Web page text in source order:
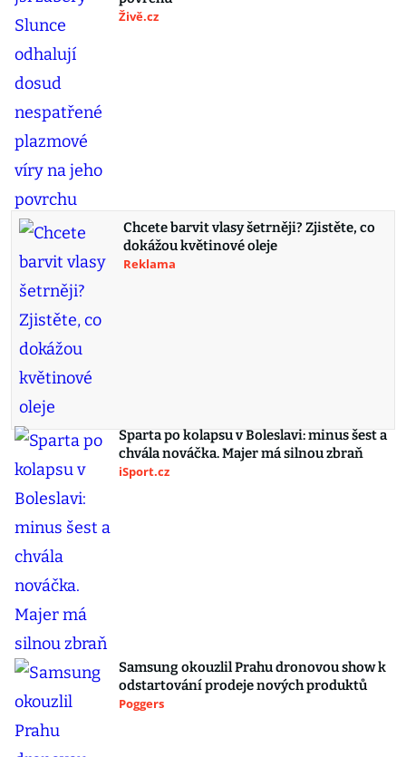
Živě.cz
Chcete barvit vlasy šetrněji? Zjistěte, co
dokážou květinové oleje
Reklama
Sparta po kolapsu v Boleslavi: minus šest a
chvála nováčka. Majer má silnou zbraň
iSport.cz
Samsung okouzlil Prahu dronovou show k
odstartování prodeje nových produktů
Poggers